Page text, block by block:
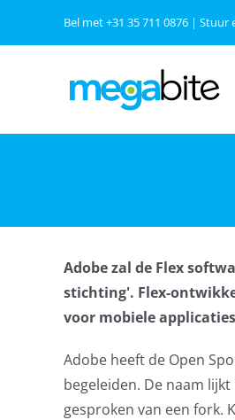
Bel met+31 35 711 0876| Stuur
Adobe zal de Flex
stichting'. Flex-
voor mobiele
Adobe heeft de Open
begeleiden. De naam
gesproken van een fork.